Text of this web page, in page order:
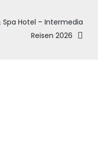
Spa Hotel – Intermedia
Reisen 2026